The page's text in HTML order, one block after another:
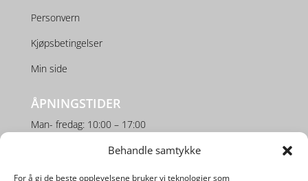
Behandle samtykke
For å gi de beste opplevelsene bruker vi teknologier som
Personvern
Kjøpsbetingelser
Min side
ÅPNINGSTIDER
Man- fredag: 10:00 – 17:00
Lørdag: 10:00 – 16:00